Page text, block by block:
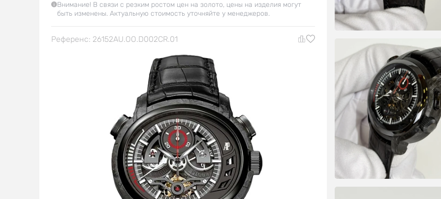
Внимание! В связи с резким ростом цен на золото, цены на изделия могут
быть изменены. Актуальную стоимость уточняйте у менеджеров.
Референс: 26152AU.OO.D002CR.01